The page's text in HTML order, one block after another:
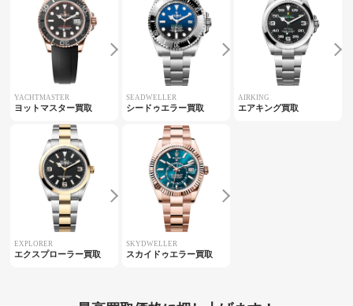
YACHTMASTER
ヨットマスター買取
SEADWELLER
シードゥエラー買取
AIRKING
エアキング買取
EXPLORER
エクスプローラー買取
SKYDWELLER
スカイドゥエラー買取